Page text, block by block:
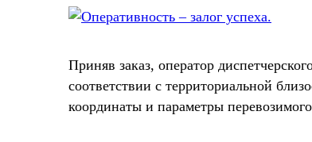
Приняв заказ, оператор
соответствии с территориальной
координаты и параметры